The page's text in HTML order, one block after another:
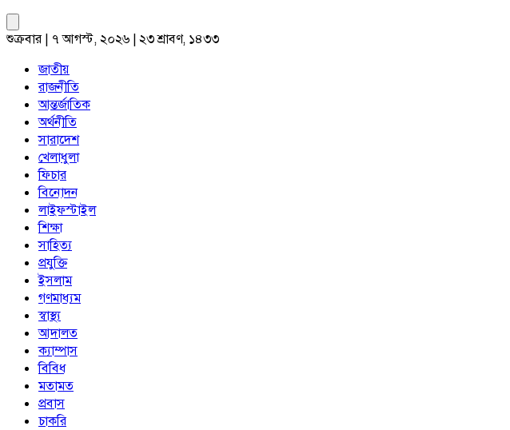
শুক্রবার | ৭ আগস্ট, ২০২৬ | ২৩ শ্রাবণ, ১৪৩৩
জাতীয়
রাজনীতি
আন্তর্জাতিক
অর্থনীতি
সারাদেশ
খেলাধুলা
ফিচার
বিনোদন
লাইফস্টাইল
শিক্ষা
সাহিত্য
প্রযুক্তি
ইসলাম
গণমাধ্যম
স্বাস্থ্য
আদালত
ক্যাম্পাস
বিবিধ
মতামত
প্রবাস
চাকরি